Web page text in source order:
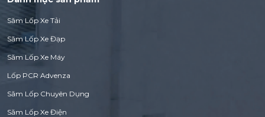
Săm Lốp Xe Tải
Săm Lốp Xe Đạp
Săm Lốp Xe Máy
Lốp PCR Advenza
Săm Lốp Chuyên Dụng
Săm Lốp Xe Điện